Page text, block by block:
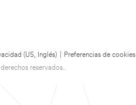
(US, Inglés)
Preferencias de cookies
reservados..